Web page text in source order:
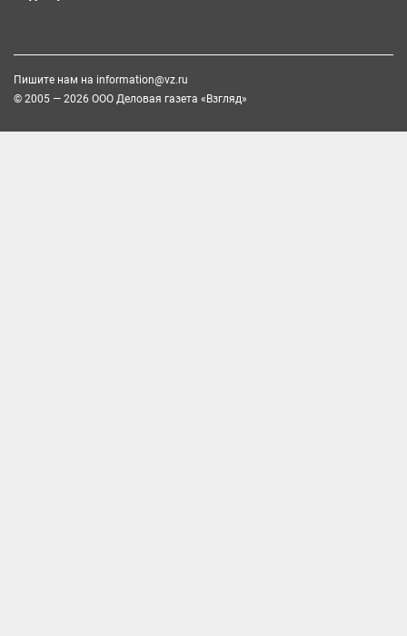
Пишите нам на information@vz.ru
© 2005 — 2026 ООО Деловая газета «Взгляд»